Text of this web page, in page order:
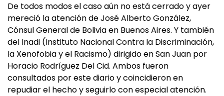
De todos modos el caso aún no está cerrado y ayer
mereció la atención de José Alberto González,
Cónsul General de Bolivia en Buenos Aires. Y también
del Inadi (Instituto Nacional Contra la Discriminación,
la Xenofobia y el Racismo) dirigido en San Juan por
Horacio Rodríguez Del Cid. Ambos fueron
consultados por este diario y coincidieron en
repudiar el hecho y seguirlo con especial atención.